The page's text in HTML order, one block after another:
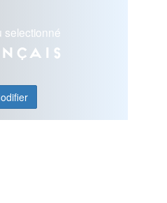
selectionné